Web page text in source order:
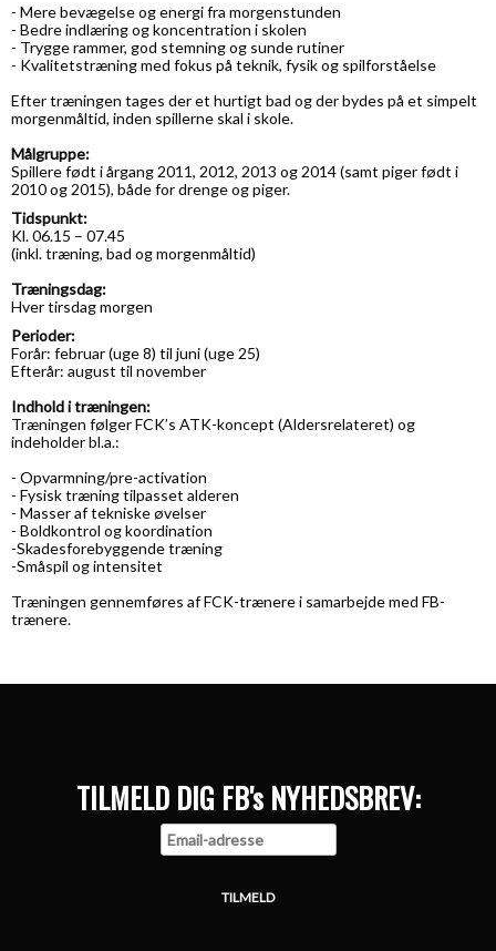
- Mere bevægelse og energi fra morgenstunden
- Bedre indlæring og koncentration i skolen
- Trygge rammer, god stemning og sunde rutiner
- Kvalitetstræning med fokus på teknik, fysik og spilforståelse
Efter træningen tages der et hurtigt bad og der bydes på et simpelt
morgenmåltid, inden spillerne skal i skole.
Målgruppe:
Spillere født i årgang 2011, 2012, 2013 og 2014 (samt piger født i
2010 og 2015), både for drenge og piger.
Tidspunkt:
Kl. 06.15 – 07.45
(inkl. træning, bad og morgenmåltid)
Træningsdag:
Hver tirsdag morgen
Perioder:
Forår: februar (uge 8) til juni (uge 25)
Efterår: august til november
Indhold i træningen:
Træningen følger FCK’s ATK-koncept (Aldersrelateret) og
indeholder bl.a.:
- Opvarmning/pre-activation
- Fysisk træning tilpasset alderen
- Masser af tekniske øvelser
- Boldkontrol og koordination
-Skadesforebyggende træning
-Småspil og intensitet
Træningen gennemføres af FCK-trænere i samarbejde med FB-
trænere.
TILMELD DIG FB's NYHEDSBREV: